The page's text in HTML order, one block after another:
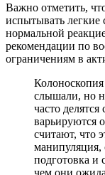
Важно отметить,
испытывать легкие
нормальной
рекомендации по
ограничениям в
слышали, но
часто
варьируются
считают, что
манипуляция,
подготовка и
чем они